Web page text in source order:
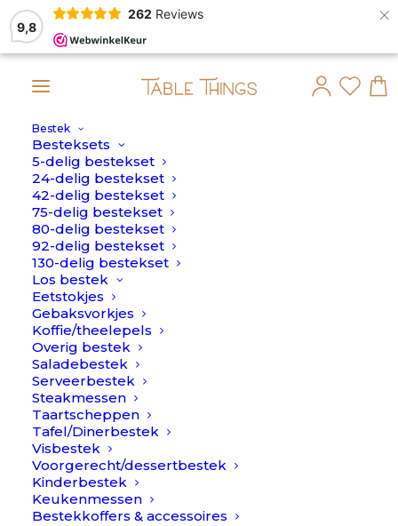
9,8
262 Reviews ×
Bestek
Besteksets
5-delig bestekset
24-delig bestekset
42-delig bestekset
75-delig bestekset
80-delig bestekset
92-delig bestekset
130-delig bestekset
Los bestek
Eetstokjes
Gebaksvorkjes
Koffie/theelepels
Overig bestek
Saladebestek
Serveerbestek
Steakmessen
Taartscheppen
Tafel/Dinerbestek
Visbestek
Voorgerecht/dessertbestek
Kinderbestek
Keukenmessen
Bestekkoffers & accessoires
10 Augustus verstuurd.